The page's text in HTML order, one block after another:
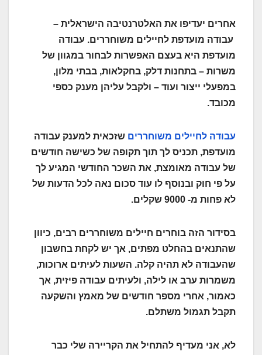
אחרים יעדיפו את האלטרנטיבה הישראלית –
עבודה מועדפת לחיילים משוחררים. עבודה
מועדפת היא בעצם האפשרות לבחור במגוון של
משרות – בתחנות דלק, בחקלאות, בבתי מלון,
במפעלי ייצור ועוד – ולקבל עליהן מענק כספי
מכובד.
עבודה לחיילים משוחררים שזכאית למענק עבודה
מועדפת, תכניס לך תוך תקופה של כשישה חודשים
של עבודה מאומצת, את השכר החודשי המגיע לך
על פי חוק ובנוסף לו עוד סכום נאה לכל הדעות של
לא פחות מ- 9000 שקלים.
בסידור הזה בוחרים חיילים משוחררים רבים, כיוון
שהתנאים בהחלט מפתים, אך יש לקחת בחשבון
שהעבודה לא תהיה קלה. השעות לעיתים ארוכות,
משמרות ערב או לילה, ולעיתים עבודה פיזית, אך
כאמור, אחרי מספר חודשים של מאמץ והשקעה
תקבל תגמול משתלם.
לא, אני מעדיף להתחיל את הקריירה שלי כבר